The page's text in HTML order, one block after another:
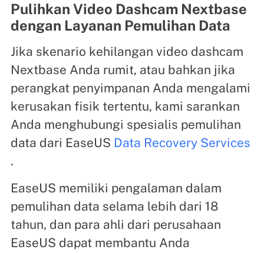
Pulihkan Video Dashcam Nextbase
dengan Layanan Pemulihan Data
Jika skenario kehilangan video dashcam
Nextbase Anda rumit, atau bahkan jika
perangkat penyimpanan Anda mengalami
kerusakan fisik tertentu, kami sarankan
Anda menghubungi spesialis pemulihan
data dari EaseUS Data Recovery Services
.
EaseUS memiliki pengalaman dalam
pemulihan data selama lebih dari 18
tahun, dan para ahli dari perusahaan
EaseUS dapat membantu Anda